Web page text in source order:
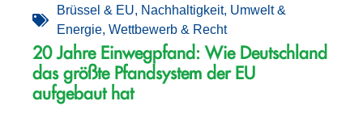
Brüssel & EU, Nachhaltigkeit, Umwelt &
Energie, Wettbewerb & Recht
20 Jahre Einwegpfand: Wie Deutschland
das größte Pfandsystem der EU
aufgebaut hat